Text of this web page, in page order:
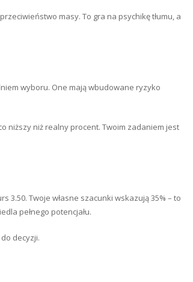
masy. To gra na psychikę tłumu, a
wyboru. One mają wbudowane ryzyko
niższy niż realny procent. Twoim zadaniem jest
3.50. Twoje własne szacunki wskazują 35% – to
pełnego potencjału.
decyzji.